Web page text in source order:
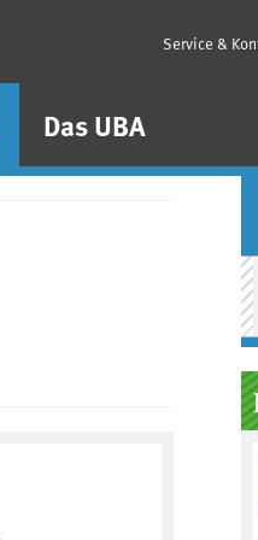
Das UBA
Service &